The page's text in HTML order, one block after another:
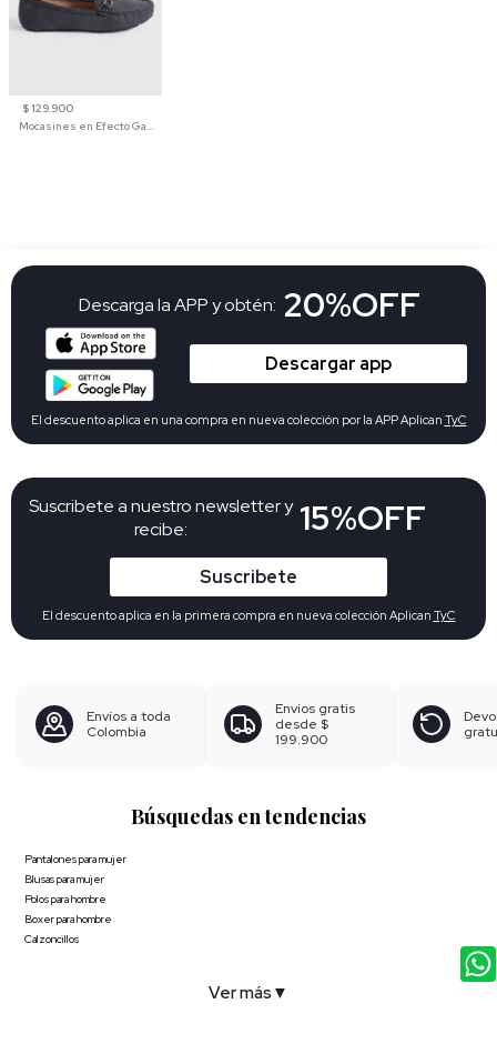
$ 129.900
Mocasines en Efecto Gamuzado Para Mujer
Suscribete a nuestro newsletter y
recibe:
15%OFF
Suscribete
El descuento aplica en la primera compra en nueva colección Aplican TyC
Descarga la APP y obtén: 20%OFF
Descargar app
El descuento aplica en una compra en nueva colección por la APP Aplican TyC
Envíos a toda
Colombia
Envíos gratis
desde $
199.900
Búsquedas en tendencias
Pantalones para mujer
Blusas para mujer
Polos para hombre
Boxer para hombre
Calzoncillos
Ver más ▼